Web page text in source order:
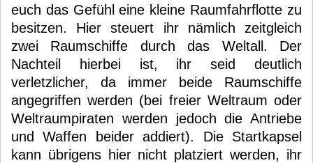
euch das Gefühl eine kleine Raumfahrflotte zu
besitzen. Hier steuert ihr nämlich zeitgleich
zwei Raumschiffe durch das Weltall. Der
Nachteil hierbei ist, ihr seid deutlich
verletzlicher, da immer beide Raumschiffe
angegriffen werden (bei freier Weltraum oder
Weltraumpiraten werden jedoch die Antriebe
und Waffen beider addiert). Die Startkapsel
kann übrigens hier nicht platziert werden, ihr